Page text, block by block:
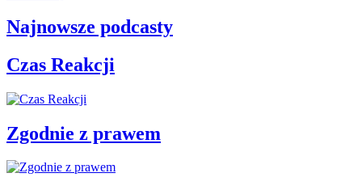
Najnowsze podcasty
Czas Reakcji
Zgodnie z prawem